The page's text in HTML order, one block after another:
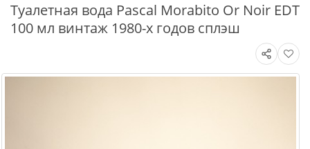
Туалетная вода Pascal Morabito Or Noir EDT
100 мл винтаж 1980-х годов сплэш